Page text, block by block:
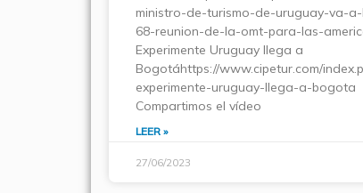
ministro-de-turismo-de-uruguay-va-
68-reunion-de-la-omt-para-las-
Experimente Uruguay llega a
Bogotáhttps://www.cipetur.com/
experimente-uruguay-llega-a-bogota
Compartimos el vídeo
LEER »
27/06/2023